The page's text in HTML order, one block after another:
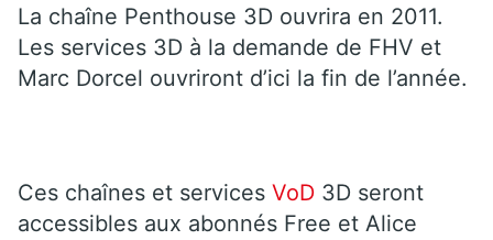
La chaîne Penthouse 3D ouvrira en 2011.
Les services 3D à la demande de FHV et
Marc Dorcel ouvriront d’ici la fin de l’année.
Ces chaînes et services VoD 3D seront
accessibles aux abonnés Free et Alice